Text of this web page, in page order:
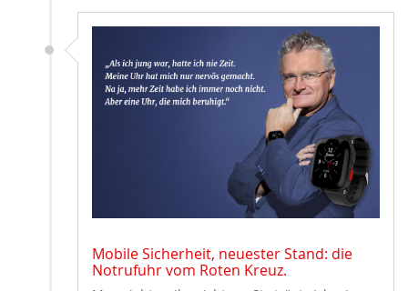
Mobile Sicherheit, neuester Stand: die
Notrufuhr vom Roten Kreuz.